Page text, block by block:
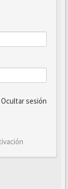
Ocultar sesión